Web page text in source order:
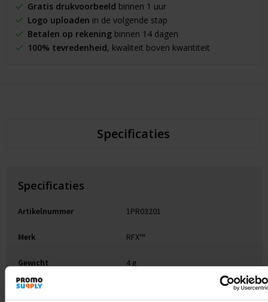
Gratis drukvoorbeeld binnen 1 uur
Logo uploaden in de volgende stap
Betalen op rekeningbinnen 14 dagen
100% tevredenheid, kwaliteit boven kwantiteit
Specificaties
Specificaties
Artikelnummer 1PR03201
Merk RFX™
Gewicht 4 g
Materiaal